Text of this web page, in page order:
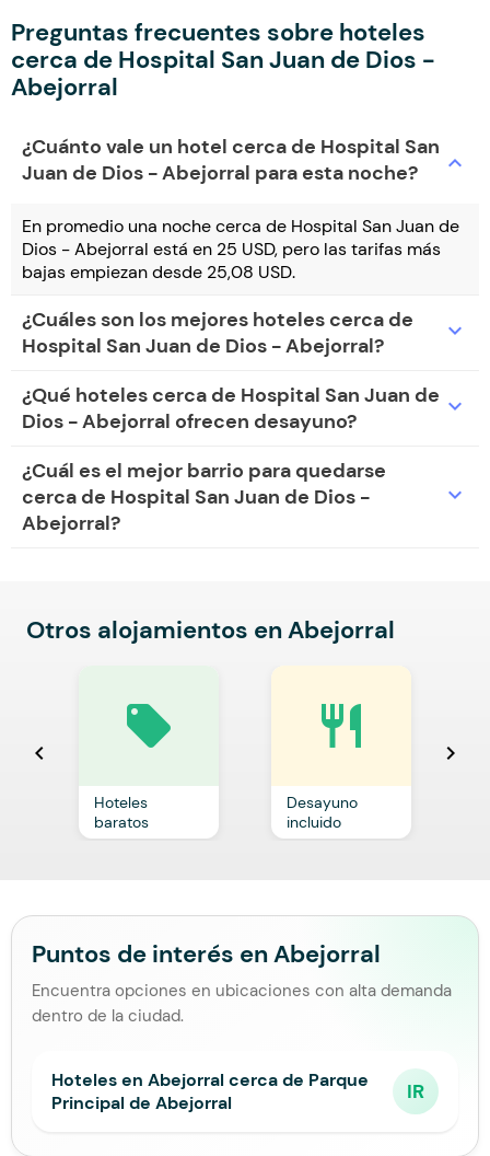
Preguntas frecuentes sobre hoteles
cerca de Hospital San Juan de Dios -
Abejorral
¿Cuánto vale un hotel cerca de Hospital San
Juan de Dios - Abejorral para esta noche?
expand_more
En promedio una noche cerca de Hospital San Juan de
Dios - Abejorral está en 25 USD, pero las tarifas más
bajas empiezan desde 25,08 USD.
¿Cuáles son los mejores hoteles cerca de
Hospital San Juan de Dios - Abejorral?
expand_more
¿Qué hoteles cerca de Hospital San Juan de
Dios - Abejorral ofrecen desayuno?
expand_more
¿Cuál es el mejor barrio para quedarse
cerca de Hospital San Juan de Dios -
Abejorral?
expand_more
Otros alojamientos en Abejorral
chevron_left
local_offer
Hoteles
baratos
restaurant
Desayuno
incluido
chevron_right
Puntos de interés en Abejorral
Encuentra opciones en ubicaciones con alta demanda
dentro de la ciudad.
Hoteles en Abejorral cerca de Parque
Principal de Abejorral
IR